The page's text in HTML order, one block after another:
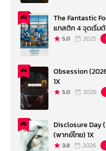
#3
The Fantastic
แทสติก 4 จุดเริ่ม
5.0 2025
#4
Obsession
1X
5.0 2026
#5
Disclosure Day
(พากย์ไทย) 1X
3.8 2026